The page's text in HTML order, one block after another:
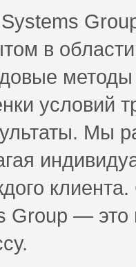
в
условий
Мы
Group —